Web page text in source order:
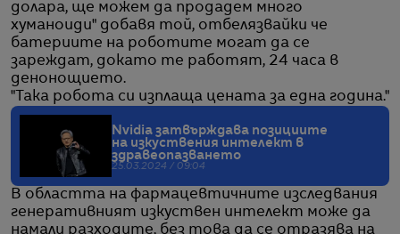
долара, ще можем да продадем много
хуманоиди" добавя той, отбелязвайки че
батериите на роботите могат да се
зареждат, докато те работят, 24 часа в
денонощието.
"Така робота си изплаща цената за една година."
Nvidia затвърждава позициите
на изкуствения интелект в
здравеопазването
25.03.2024 / 09:04
В областта на фармацевтичните изследвания
генеративният изкуствен интелект може да
намали разходите, без това да се отразява на